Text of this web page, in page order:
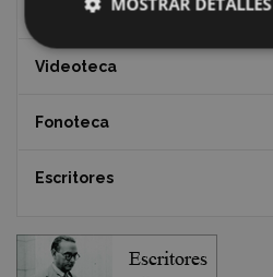
EXFIBAR
Videoteca
Fonoteca
Escritores